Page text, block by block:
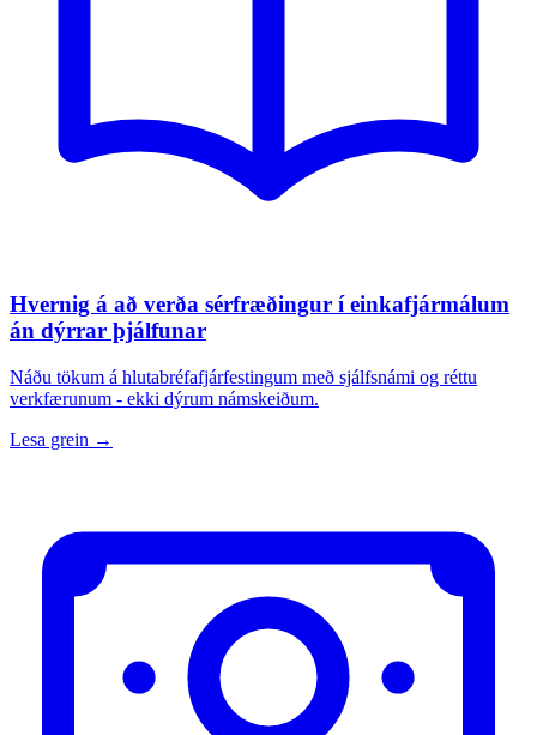
Hvernig á að verða sérfræðingur í einkafjármálum
án dýrrar þjálfunar
Náðu tökum á hlutabréfafjárfestingum með sjálfsnámi og réttu
verkfærunum - ekki dýrum námskeiðum.
Lesa grein →